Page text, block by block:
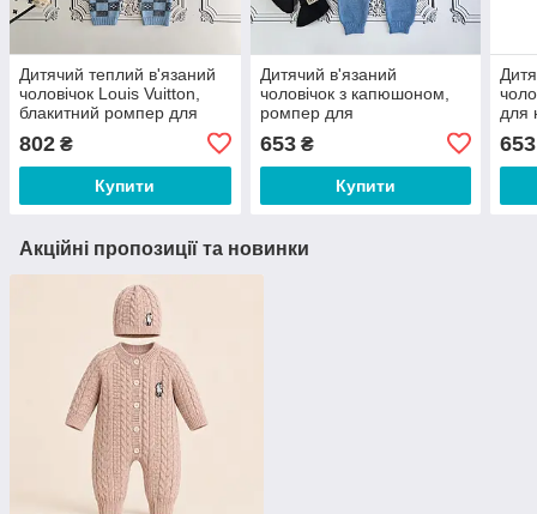
Дитячий теплий в'язаний
чоловічок Louis Vuitton,
блакитний ромпер для
802 ₴
Купити
Дитячий в'язаний
чоловічок з капюшоном,
ромпер для
653₴
Купити
для
653
Акційні пропозиції та новинки